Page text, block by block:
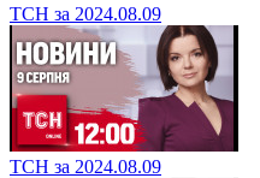
ТСН за 2024.08.09
ТСН за 2024.08.09